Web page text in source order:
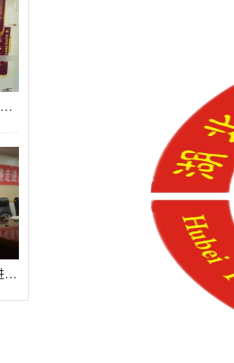
阳光慈善“走进竹溪.助力脱贫攻坚
湖北省政协携手阳光慈善走进房县扶